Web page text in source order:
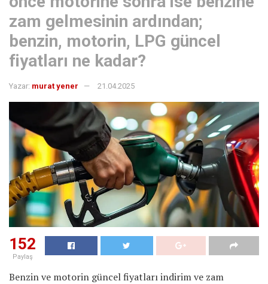
zam gelmesinin ardından;
benzin, motorin, LPG güncel
fiyatları ne kadar?
Yazar: murat yener 21.04.2025
152
Paylaş
Benzin ve motorin güncel fiyatları indirim ve zam